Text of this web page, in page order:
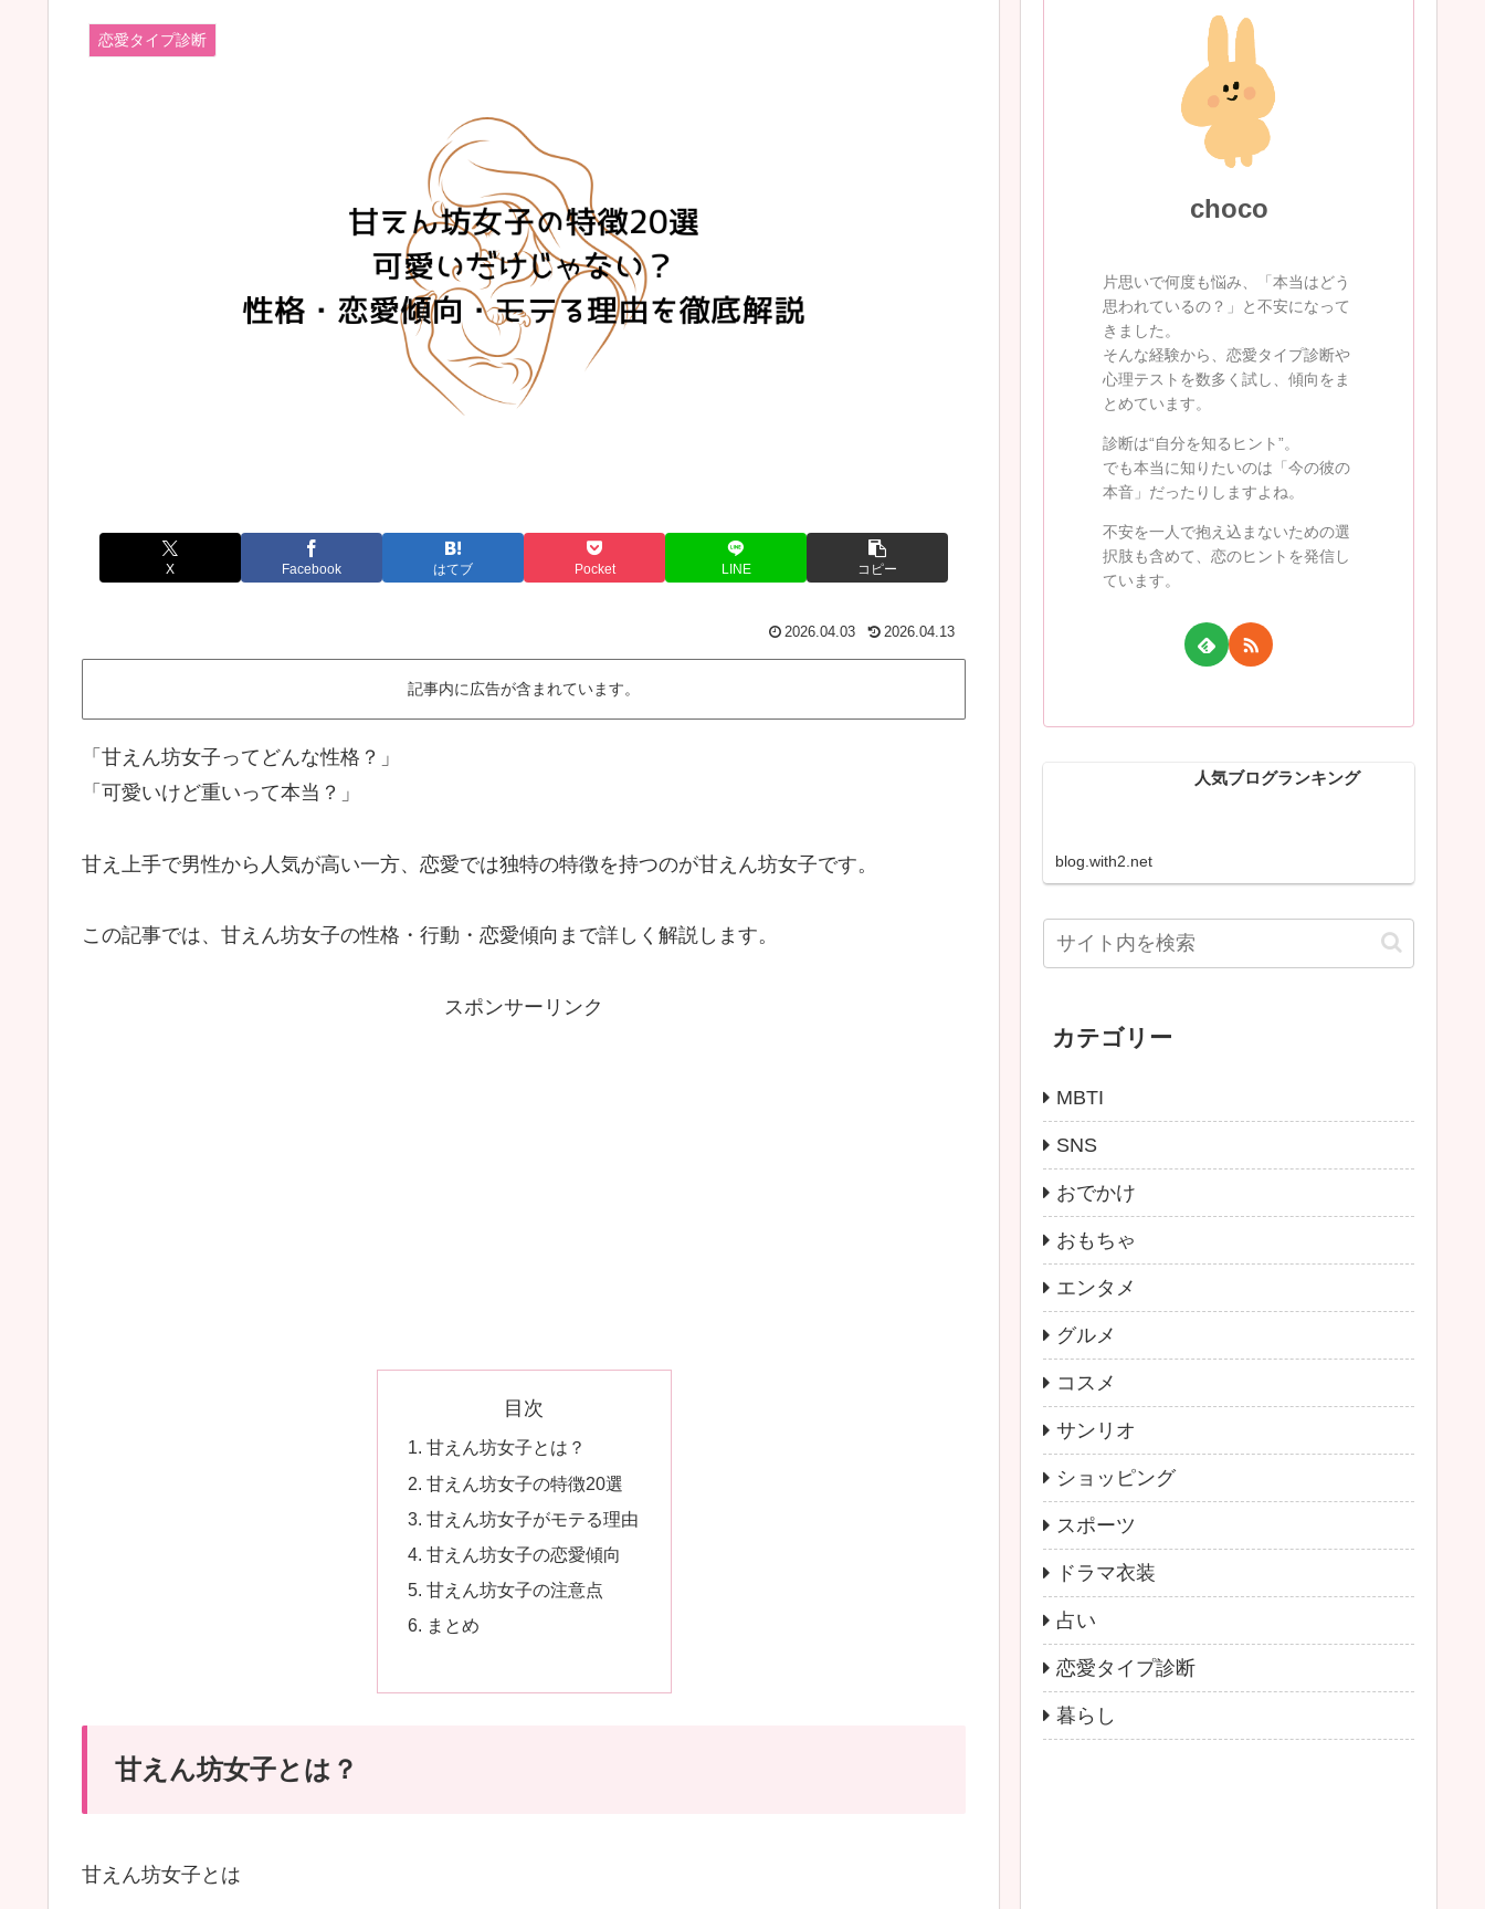
恋愛タイプ診断
X Facebook はてブ Pocket LINE コピー
2026.04.03 2026.04.13
記事内に広告が含まれています。
「甘えん坊女子ってどんな性格？」
「可愛いけど重いって本当？」
甘え上手で男性から人気が高い一方、恋愛では独特の特徴を持つのが甘えん坊女子です。
この記事では、甘えん坊女子の性格・行動・恋愛傾向まで詳しく解説します。
スポンサーリンク
目次
甘えん坊女子とは？
甘えん坊女子の特徴20選
甘えん坊女子がモテる理由
甘えん坊女子の恋愛傾向
甘えん坊女子の注意点
まとめ
甘えん坊女子とは？
甘えん坊女子とは
choco
片思いで何度も悩み、「本当はどう
思われているの？」と不安になって
きました。
そんな経験から、恋愛タイプ診断や
心理テストを数多く試し、傾向をま
とめています。
診断は“自分を知るヒント”。
でも本当に知りたいのは「今の彼の
本音」だったりしますよね。
不安を一人で抱え込まないための選
択肢も含めて、恋のヒントを発信し
ています。
人気ブログランキング
blog.with2.net
カテゴリー
MBTI
SNS
おでかけ
おもちゃ
エンタメ
グルメ
コスメ
サンリオ
ショッピング
スポーツ
ドラマ衣装
占い
恋愛タイプ診断
暮らし